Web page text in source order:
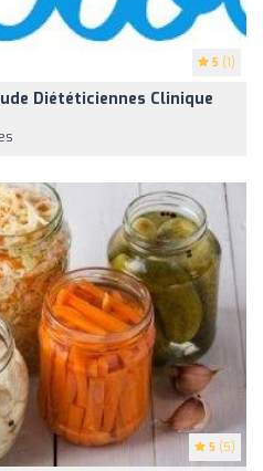
5 (1)
Diététiciennes Clinique
5 (5)